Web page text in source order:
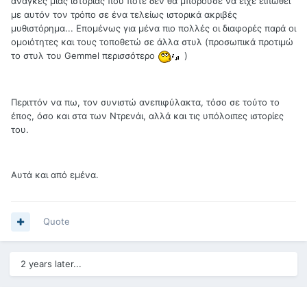
με αυτόν τον τρόπο σε ένα τελείως ιστορικά ακριβές
μυθιστόρημα... Επομένως για μένα πιο πολλές οι διαφορές παρά οι
ομοιότητες και τους τοποθετώ σε άλλα στυλ (προσωπικά προτιμώ
το στυλ του Gemmel περισσότερο
)
Περιττόν να πω, τον συνιστώ ανεπιφύλακτα, τόσο σε τούτο το
έπος, όσο και στα των Ντρενάι, αλλά και τις υπόλοιπες ιστορίες
του.
Αυτά και από εμένα.
Quote
2 years later...